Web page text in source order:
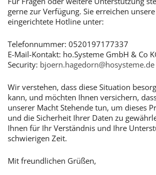
gerne zur Verfügung. Sie erreichen
eingerichtete Hotline unter:
Telefonnummer: 0520197177337
E-Mail-Kontakt: ho.Systeme GmbH & Co
Security: bjoern.hagedorn@hosysteme.de
Wir verstehen, dass diese Situation
kann, und möchten Ihnen versichern,
unserer Macht Stehende tun, um dieses
und die Sicherheit Ihrer Daten zu
Ihnen für Ihr Verständnis und Ihre
schwierigen Zeit.
Mit freundlichen Grüßen,